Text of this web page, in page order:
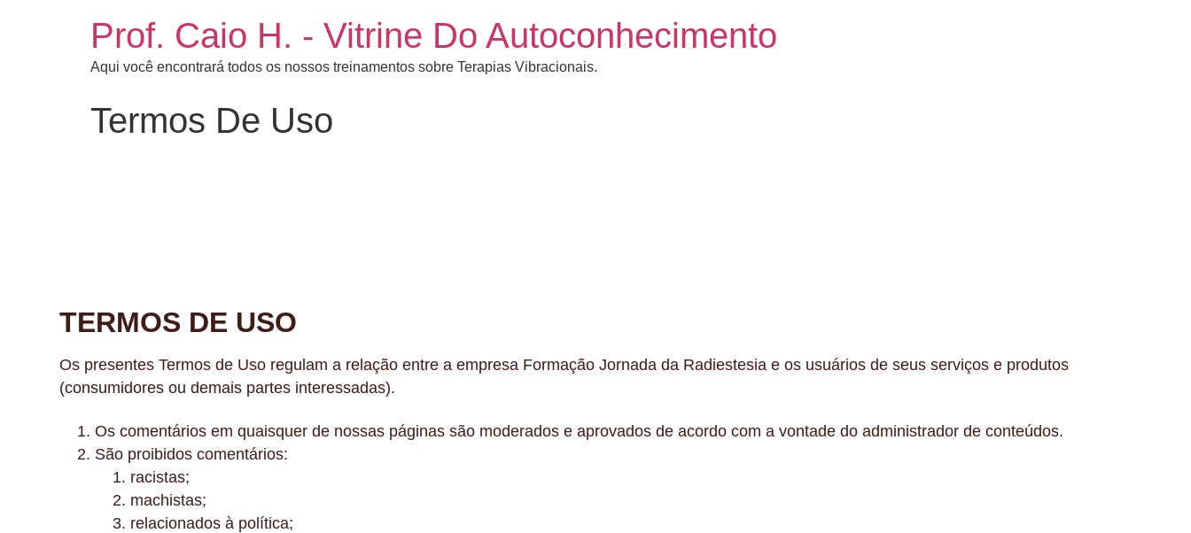
Prof. Caio H. - Vitrine Do Autoconhecimento
Aqui você encontrará todos os nossos treinamentos sobre Terapias Vibracionais.
Termos De Uso
TERMOS DE USO
Os presentes Termos de Uso regulam a relação entre a empresa Formação Jornada da Radiestesia e os usuários de seus serviços e produtos
(consumidores ou demais partes interessadas).
Os comentários em quaisquer de nossas páginas são moderados e aprovados de acordo com a vontade do administrador de conteúdos.
São proibidos comentários:
racistas;
machistas;
relacionados à política;